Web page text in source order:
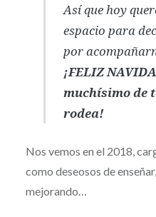
Así que hoy
espacio para
por
¡FELIZ
muchísimo de
rodea!
Nos vemos en el 2018,
como deseosos de
mejorando…